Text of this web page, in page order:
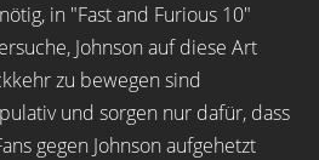
in "Fast and Furious 10"
Johnson auf diese Art
zu bewegen sind
und sorgen nur dafür, dass
gegen Johnson aufgehetzt